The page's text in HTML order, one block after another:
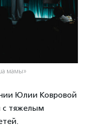
мамы»
Юлии Ковровой
с тяжелым